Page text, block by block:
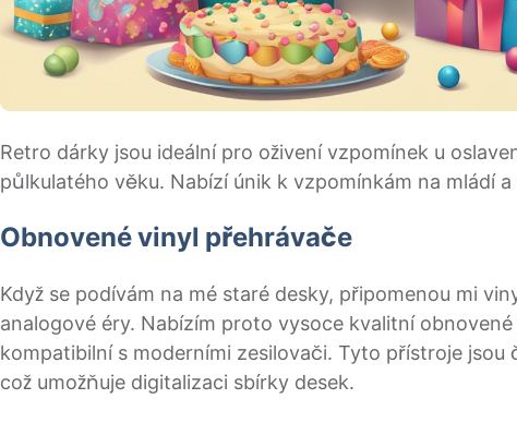
Retro dárky jsou ideální pro oživení vzpomínek u
půlkulatého věku. Nabízí únik k vzpomínkám na mládí
Obnovené vinyl přehrávače
Když se podívám na mé staré desky, připomenou mi
analogové éry. Nabízím proto vysoce kvalitní
kompatibilní s moderními zesilovači. Tyto přístroje jsou
což umožňuje digitalizaci sbírky desek.